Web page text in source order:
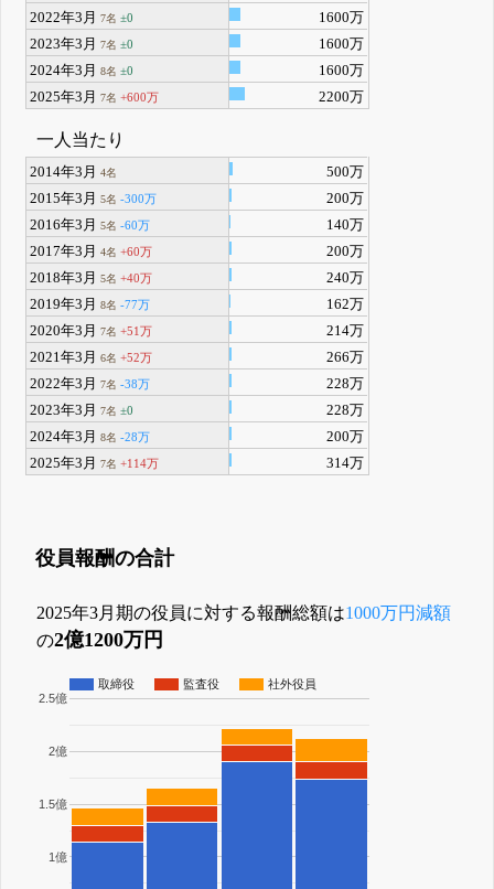
2022年3月7名 ±0
1600万
2023年3月7名 ±0
1600万
2024年3月8名 ±0
1600万
2025年3月7名 +600万 2200万
一人当たり
2014年3月4名
500万
2015年3月5名 -300万
200万
2016年3月5名 -60万
140万
2017年3月4名 +60万
200万
2018年3月5名 +40万
240万
2019年3月8名 -77万
162万
2020年3月7名 +51万
214万
2021年3月6名 +52万
266万
2022年3月7名 -38万
228万
2023年3月7名 ±0
228万
2024年3月8名 -28万
200万
2025年3月7名 +114万 314万
役員報酬の合計
2025年3月期の役員に対する報酬総額は1000万円減額
の2億1200万円
取締役 監査役 社外役員
1億
1.5億
2億
2.5億